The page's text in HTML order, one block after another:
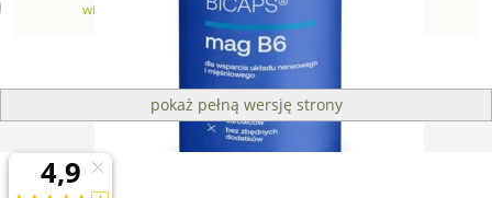
witaminyswanson@gmail.com| Telefon:
pokaż pełną wersję strony
Sklep internetowy Shoper Premium